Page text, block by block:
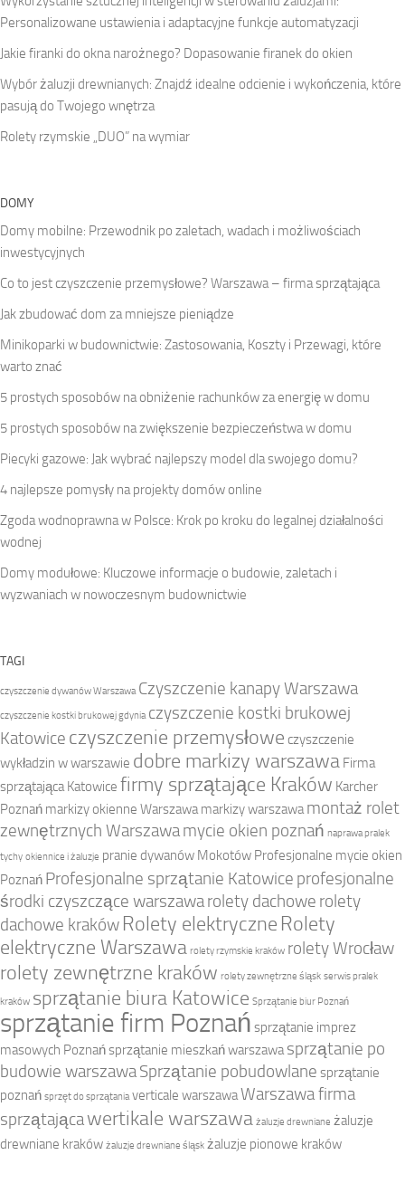
Personalizowane ustawienia i adaptacyjne funkcje automatyzacji
Jakie firanki do okna narożnego? Dopasowanie firanek do okien
Wybór żaluzji drewnianych: Znajdź idealne odcienie i wykończenia, które
pasują do Twojego wnętrza
Rolety rzymskie „DUO” na wymiar
DOMY
Domy mobilne: Przewodnik po zaletach, wadach i możliwościach
inwestycyjnych
Co to jest czyszczenie przemysłowe? Warszawa – firma sprzątająca
Jak zbudować dom za mniejsze pieniądze
Minikoparki w budownictwie: Zastosowania, Koszty i Przewagi, które
warto znać
5 prostych sposobów na obniżenie rachunków za energię w domu
5 prostych sposobów na zwiększenie bezpieczeństwa w domu
Piecyki gazowe: Jak wybrać najlepszy model dla swojego domu?
4 najlepsze pomysły na projekty domów online
Zgoda wodnoprawna w Polsce: Krok po kroku do legalnej działalności
wodnej
Domy modułowe: Kluczowe informacje o budowie, zaletach i
wyzwaniach w nowoczesnym budownictwie
TAGI
czyszczenie dywanów Warszawa Czyszczenie kanapy Warszawa
czyszczenie kostki brukowej gdynia czyszczenie kostki brukowej
Katowice czyszczenie przemysłowe czyszczenie
wykładzin w warszawie dobre markizy warszawa Firma
sprzątająca Katowice firmy sprzątające Kraków Karcher
Poznań markizy okienne Warszawa markizy warszawa montaż rolet
zewnętrznych Warszawamycie okien poznań naprawa pralek
tychy okiennice i żaluzje pranie dywanów Mokotów Profesjonalne mycie okien
Poznań Profesjonalne sprzątanie Katowice profesjonalne
środki czyszczące warszawarolety dachowe rolety
dachowe kraków Rolety elektryczne Rolety
elektryczne Warszawa rolety rzymskie kraków rolety Wrocław
rolety zewnętrzne kraków rolety zewnętrzne śląsk serwis pralek
kraków sprzątanie biura Katowice Sprzątanie biur Poznań
sprzątanie firm Poznań sprzątanie imprez
masowych Poznańsprzątanie mieszkań warszawa sprzątanie po
budowie warszawaSprzątanie pobudowlane sprzątanie
poznań sprzęt do sprzątania verticale warszawaWarszawa firma
sprzątającawertikale warszawa żaluzje drewniane żaluzje
drewniane kraków żaluzje drewniane śląsk żaluzje pionowe kraków